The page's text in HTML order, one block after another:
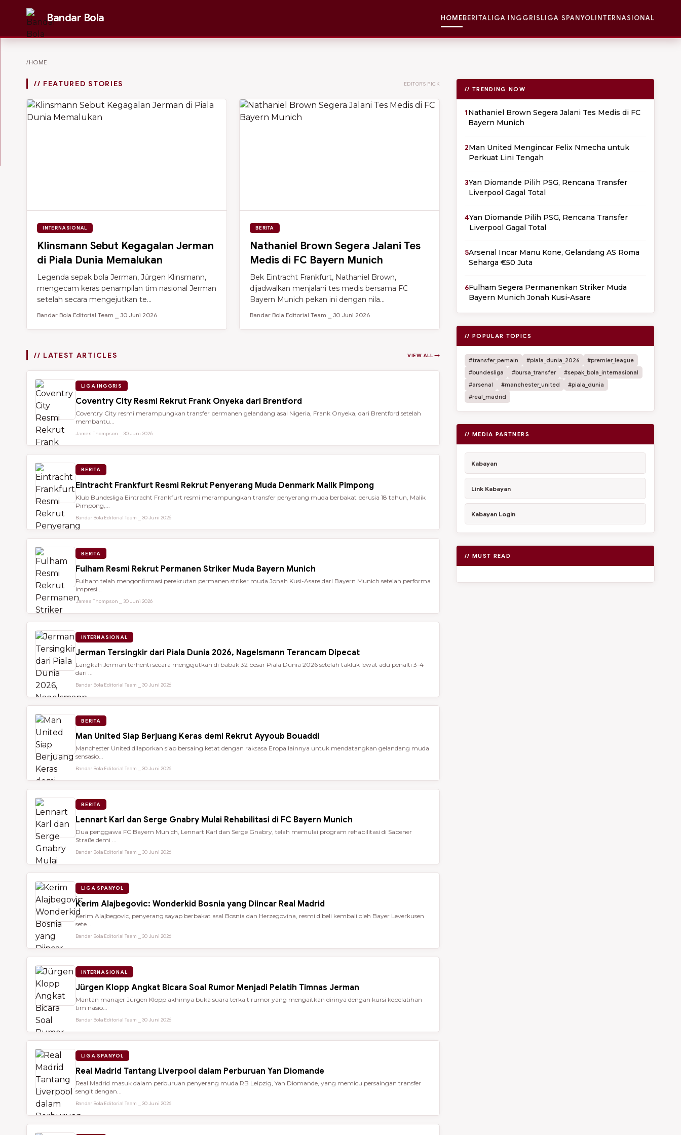
Bandar Bola HOMEBERITALIGA INGGRISLIGA SPANYOLINTERNASIONAL
/HOME
// FEATURED STORIES EDITOR'S PICK
INTERNASIONAL
Klinsmann Sebut Kegagalan Jerman
di Piala Dunia Memalukan
Legenda sepak bola Jerman, Jürgen Klinsmann,
mengecam keras penampilan tim nasional Jerman
setelah secara mengejutkan te...
Bandar Bola Editorial Team ⎯ 30 Juni 2026
BERITA
Nathaniel Brown Segera Jalani Tes
Medis di FC Bayern Munich
Bek Eintracht Frankfurt, Nathaniel Brown,
dijadwalkan menjalani tes medis bersama FC
Bayern Munich pekan ini dengan nila...
Bandar Bola Editorial Team ⎯ 30 Juni 2026
// LATEST ARTICLES VIEW ALL →
LIGA INGGRIS
Coventry City Resmi Rekrut Frank Onyeka dari Brentford
Coventry City resmi merampungkan transfer permanen gelandang asal Nigeria, Frank Onyeka, dari Brentford setelah
membantu...
James Thompson ⎯ 30 Juni 2026
BERITA
Eintracht Frankfurt Resmi Rekrut Penyerang Muda Denmark Malik Pimpong
Klub Bundesliga Eintracht Frankfurt resmi merampungkan transfer penyerang muda berbakat berusia 18 tahun, Malik
Pimpong,...
Bandar Bola Editorial Team ⎯ 30 Juni 2026
BERITA
Fulham Resmi Rekrut Permanen Striker Muda Bayern Munich
Fulham telah mengonfirmasi perekrutan permanen striker muda Jonah Kusi-Asare dari Bayern Munich setelah performa
impresi...
James Thompson ⎯ 30 Juni 2026
INTERNASIONAL
Jerman Tersingkir dari Piala Dunia 2026, Nagelsmann Terancam Dipecat
Langkah Jerman terhenti secara mengejutkan di babak 32 besar Piala Dunia 2026 setelah takluk lewat adu penalti 3-4
dari ...
Bandar Bola Editorial Team ⎯ 30 Juni 2026
BERITA
Man United Siap Berjuang Keras demi Rekrut Ayyoub Bouaddi
Manchester United dilaporkan siap bersaing ketat dengan raksasa Eropa lainnya untuk mendatangkan gelandang muda
sensasio...
Bandar Bola Editorial Team ⎯ 30 Juni 2026
BERITA
Lennart Karl dan Serge Gnabry Mulai Rehabilitasi di FC Bayern Munich
Dua penggawa FC Bayern Munich, Lennart Karl dan Serge Gnabry, telah memulai program rehabilitasi di Säbener
Straße demi ...
Bandar Bola Editorial Team ⎯ 30 Juni 2026
LIGA SPANYOL
Kerim Alajbegovic: Wonderkid Bosnia yang Diincar Real Madrid
Kerim Alajbegovic, penyerang sayap berbakat asal Bosnia dan Herzegovina, resmi dibeli kembali oleh Bayer Leverkusen
sete...
Bandar Bola Editorial Team ⎯ 30 Juni 2026
INTERNASIONAL
Jürgen Klopp Angkat Bicara Soal Rumor Menjadi Pelatih Timnas Jerman
Mantan manajer Jürgen Klopp akhirnya buka suara terkait rumor yang mengaitkan dirinya dengan kursi kepelatihan
tim nasio...
Bandar Bola Editorial Team ⎯ 30 Juni 2026
LIGA SPANYOL
Real Madrid Tantang Liverpool dalam Perburuan Yan Diomande
Real Madrid masuk dalam perburuan penyerang muda RB Leipzig, Yan Diomande, yang memicu persaingan transfer
sengit dengan...
Bandar Bola Editorial Team ⎯ 30 Juni 2026
// TRENDING NOW
1Nathaniel Brown Segera Jalani Tes Medis di FC
Bayern Munich
2Man United Mengincar Felix Nmecha untuk
Perkuat Lini Tengah
3Yan Diomande Pilih PSG, Rencana Transfer
Liverpool Gagal Total
4Yan Diomande Pilih PSG, Rencana Transfer
Liverpool Gagal Total
5Arsenal Incar Manu Kone, Gelandang AS Roma
Seharga €50 Juta
6Fulham Segera Permanenkan Striker Muda
Bayern Munich Jonah Kusi-Asare
// POPULAR TOPICS
#transfer_pemain #piala_dunia_2026
#premier_league
#bundesliga
#bursa_transfer
#sepak_bola_internasional
#arsenal
#manchester_united
#piala_dunia
#real_madrid
// MEDIA PARTNERS
Kabayan
Link Kabayan
Kabayan Login
// MUST READ